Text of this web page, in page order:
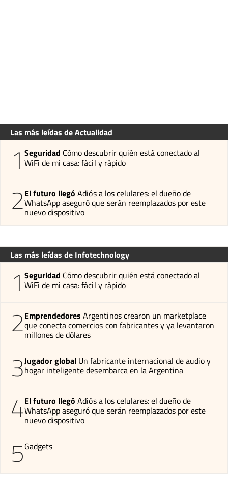
Las más leídas de Actualidad
1 Seguridad Cómo descubrir quién está conectado al
WiFi de mi casa: fácil y rápido
2El futuro llegó Adiós a los celulares: el dueño de
WhatsApp aseguró que serán reemplazados por este
nuevo dispositivo
Las más leídas de Infotechnology
1 Seguridad Cómo descubrir quién está conectado al
WiFi de mi casa: fácil y rápido
2Emprendedores Argentinos crearon un marketplace
que conecta comercios con fabricantes y ya levantaron
millones de dólares
3Jugador global Un fabricante internacional de audio y
hogar inteligente desembarca en la Argentina
4El futuro llegó Adiós a los celulares: el dueño de
WhatsApp aseguró que serán reemplazados por este
nuevo dispositivo
5Gadgets